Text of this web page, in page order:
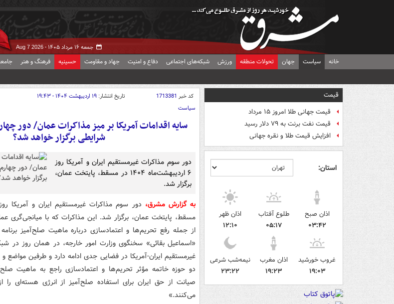
جمعه ۱۶ مرداد ۱۴۰۵ - Aug 7 2026
خانه سیاست جهان تحولات منطقه ورزش شبکه‌های اجتماعی دفاع و امنیت جهاد و مقاومت حسینیه فرهنگ و هنر
قیمت
قیمت جهانی طلا امروز ۱۵ مرداد
قیمت نفت برنت به ۷۹ دلار رسید
افزایش قیمت طلا و نقره جهانی
استان:
اذان صبح
۰۳:۴۲
طلوع آفتاب
۰۵:۱۷
اذان ظهر
۱۲:۱۰
غروب خورشید
۱۹:۰۳
اذان مغرب
۱۹:۲۳
نیمه‌شب شرعی
۲۳:۲۲
کد خبر 1713381 تاریخ انتشار: ۱۹ اردیبهشت ۱۴۰۴ - ۱۹:۴۳
سیاست
سایه اقدامات آمریکا بر میز مذاکرات عمان/ دور
شرایطی برگزار خواهد شد؟
دور سوم مذاکرات غیرمستقیم ایران و آمریکا روز
۶ اردیبهشت‌ماه ۱۴۰۴ در مسقط، پایتخت عمان،
برگزار شد.
به گزارش مشرق، دور سوم مذاکرات غیرمستقیم ایران و آمریکا روز
مسقط، پایتخت عمان، برگزار شد. این مذاکرات که با میانجی‌گری
از جمله رفع تحریم‌ها و اعتمادسازی درباره ماهیت صلح‌آمیز
«اسماعیل بقائی» سخنگوی وزارت امور خارجه، در همان روز در
غیرمستقیم ایران-آمریکا در فضایی جدی ادامه دارد و طرفین مواضع
دو حوزه خاتمه مؤثر تحریم‌ها و اعتمادسازی راجع به ماهیت
صیانت از حق ایران برای استفاده صلح‌آمیز از انرژی هسته‌ای
می‌کنند.»